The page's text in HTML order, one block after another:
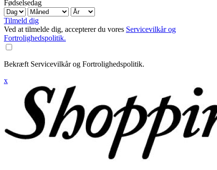
Fødselsedag
Tilmeld dig
Ved at tilmelde dig, accepterer du vores Servicevilkår og
Fortrolighedspolitik.
Bekræft Servicevilkår og Fortrolighedspolitik.
x